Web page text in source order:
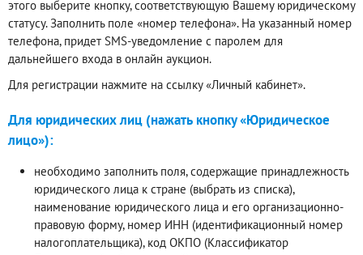
этого выберите кнопку, соответствующую Вашему юридическому
статусу. Заполнить поле «номер телефона». На указанный номер
телефона, придет SMS-уведомление с паролем для
дальнейшего входа в онлайн аукцион.
Для регистрации нажмите на ссылку «Личный кабинет».
Для юридических лиц (нажать кнопку «Юридическое
лицо»):
необходимо заполнить поля, содержащие принадлежность
юридического лица к стране (выбрать из списка),
наименование юридического лица и его организационно-
правовую форму, номер ИНН (идентификационный номер
налогоплательщика), код ОКПО (Классификатор